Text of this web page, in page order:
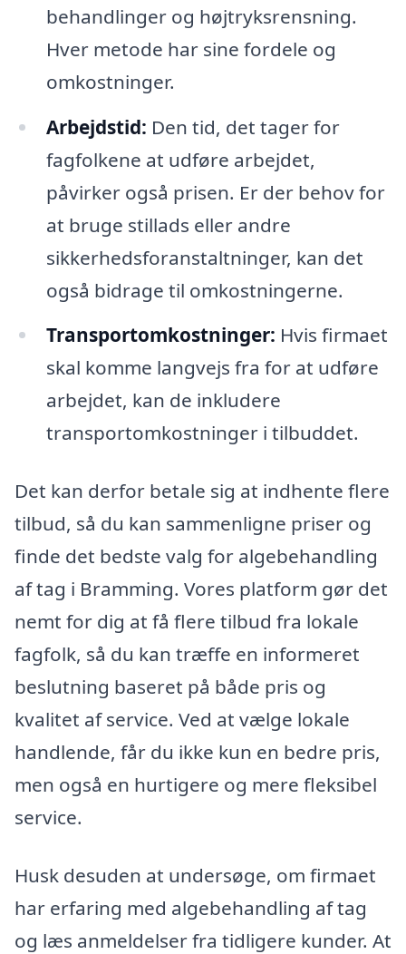
behandlinger og højtryksrensning.
Hver metode har sine fordele og
omkostninger.
Arbejdstid: Den tid, det tager for
fagfolkene at udføre arbejdet,
påvirker også prisen. Er der behov for
at bruge stillads eller andre
sikkerhedsforanstaltninger, kan det
også bidrage til omkostningerne.
Transportomkostninger: Hvis firmaet
skal komme langvejs fra for at udføre
arbejdet, kan de inkludere
transportomkostninger i tilbuddet.
Det kan derfor betale sig at indhente flere
tilbud, så du kan sammenligne priser og
finde det bedste valg for algebehandling
af tag i Bramming. Vores platform gør det
nemt for dig at få flere tilbud fra lokale
fagfolk, så du kan træffe en informeret
beslutning baseret på både pris og
kvalitet af service. Ved at vælge lokale
handlende, får du ikke kun en bedre pris,
men også en hurtigere og mere fleksibel
service.
Husk desuden at undersøge, om firmaet
har erfaring med algebehandling af tag
og læs anmeldelser fra tidligere kunder. At